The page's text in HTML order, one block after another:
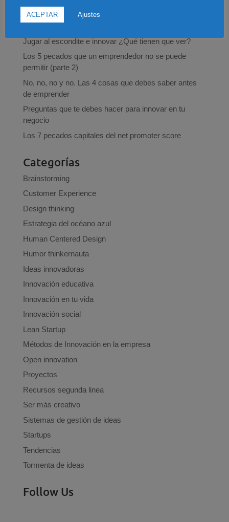
Entradas recientes
Jugar al escondite e innovar ¿Qué tienen que ver?
Los 5 pecados que un emprendedor no se puede
permitir (parte 2)
No, no, no y no. Las 4 cosas que debes saber antes
de emprender
Preguntas que te debes hacer para innovar en tu
negocio
Los 7 pecados capitales del net promoter score
Categorías
Brainstorming
Customer Experience
Design thinking
Estrategia del océano azul
Human Centered Design
Humor thinkernauta
Ideas innovadoras
Innovación educativa
Innovación en tu vida
Innovación social
Lean Startup
Métodos de Innovación en la empresa
Open innovation
Proyectos
Recursos segunda linea
Ser más creativo
Sistemas de gestión de ideas
Startups
Tendencias
Tormenta de ideas
Follow Us
ACEPTAR Ajustes